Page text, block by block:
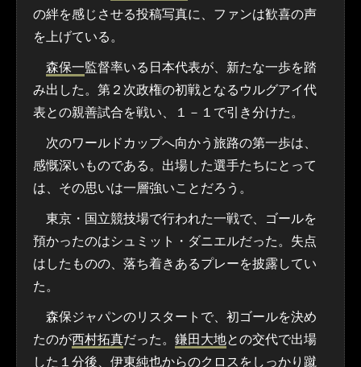
の絆を感じさせる投稿写真に、ファンは歓喜の声
を上げている。
森保一監督率いる日本代表が、新たな一歩を踏
み出した。第２次政権の初戦となるウルグアイ代
表との親善試合を戦い、１－１で引き分けた。
次のワールドカップへ向かう旅路の第一歩は、
感慨深いものである。出場した選手たちにとって
は、その思いは一層強いことだろう。
東京・国立競技場で行われた一戦で、ゴールを
預かったのはシュミット・ダニエルだった。失点
はしたものの、落ち着きあるプレーを披露してい
た。
森保ジャパンのリスタートで、初ゴールを決め
たのが西村拓真だった。 鎌田大地との交代で出場
した１分後、 伊東純也からのクロスをしっかり蹴